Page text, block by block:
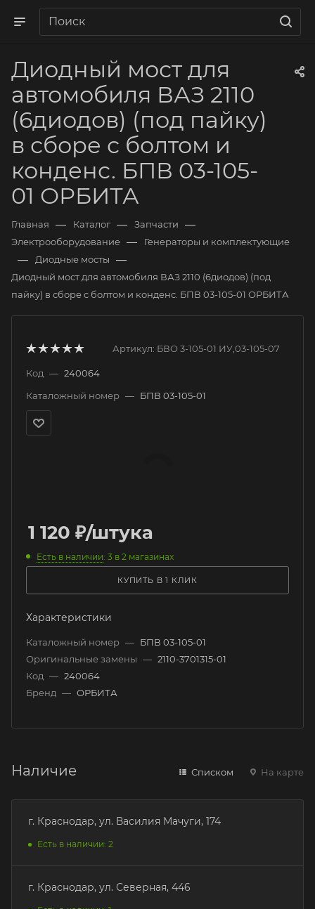
Диодный мост для
автомобиля ВАЗ 2110
(6диодов) (под пайку)
в сборе с болтом и
конденс. БПВ 03-105-
01 ОРБИТА
Главная — Каталог — Запчасти —
Электрооборудование — Генераторы и комплектующие
— Диодные мосты —
Диодный мост для автомобиля ВАЗ 2110 (6диодов) (под
пайку) в сборе с болтом и конденс. БПВ 03-105-01 ОРБИТА
Артикул: БВО 3-105-01 ИУ,03-105-07
Код — 240064
Каталожный номер — БПВ 03-105-01
1 120 ₽/штука
Есть в наличии: 3 в 2 магазинах
КУПИТЬ В 1 КЛИК
Характеристики
Каталожный номер — БПВ 03-105-01
Оригинальные замены — 2110-3701315-01
Код — 240064
Бренд — ОРБИТА
Наличие Списком На карте
г. Краснодар, ул. Василия Мачуги, 174
Есть в наличии: 2
г. Краснодар, ул. Северная, 446